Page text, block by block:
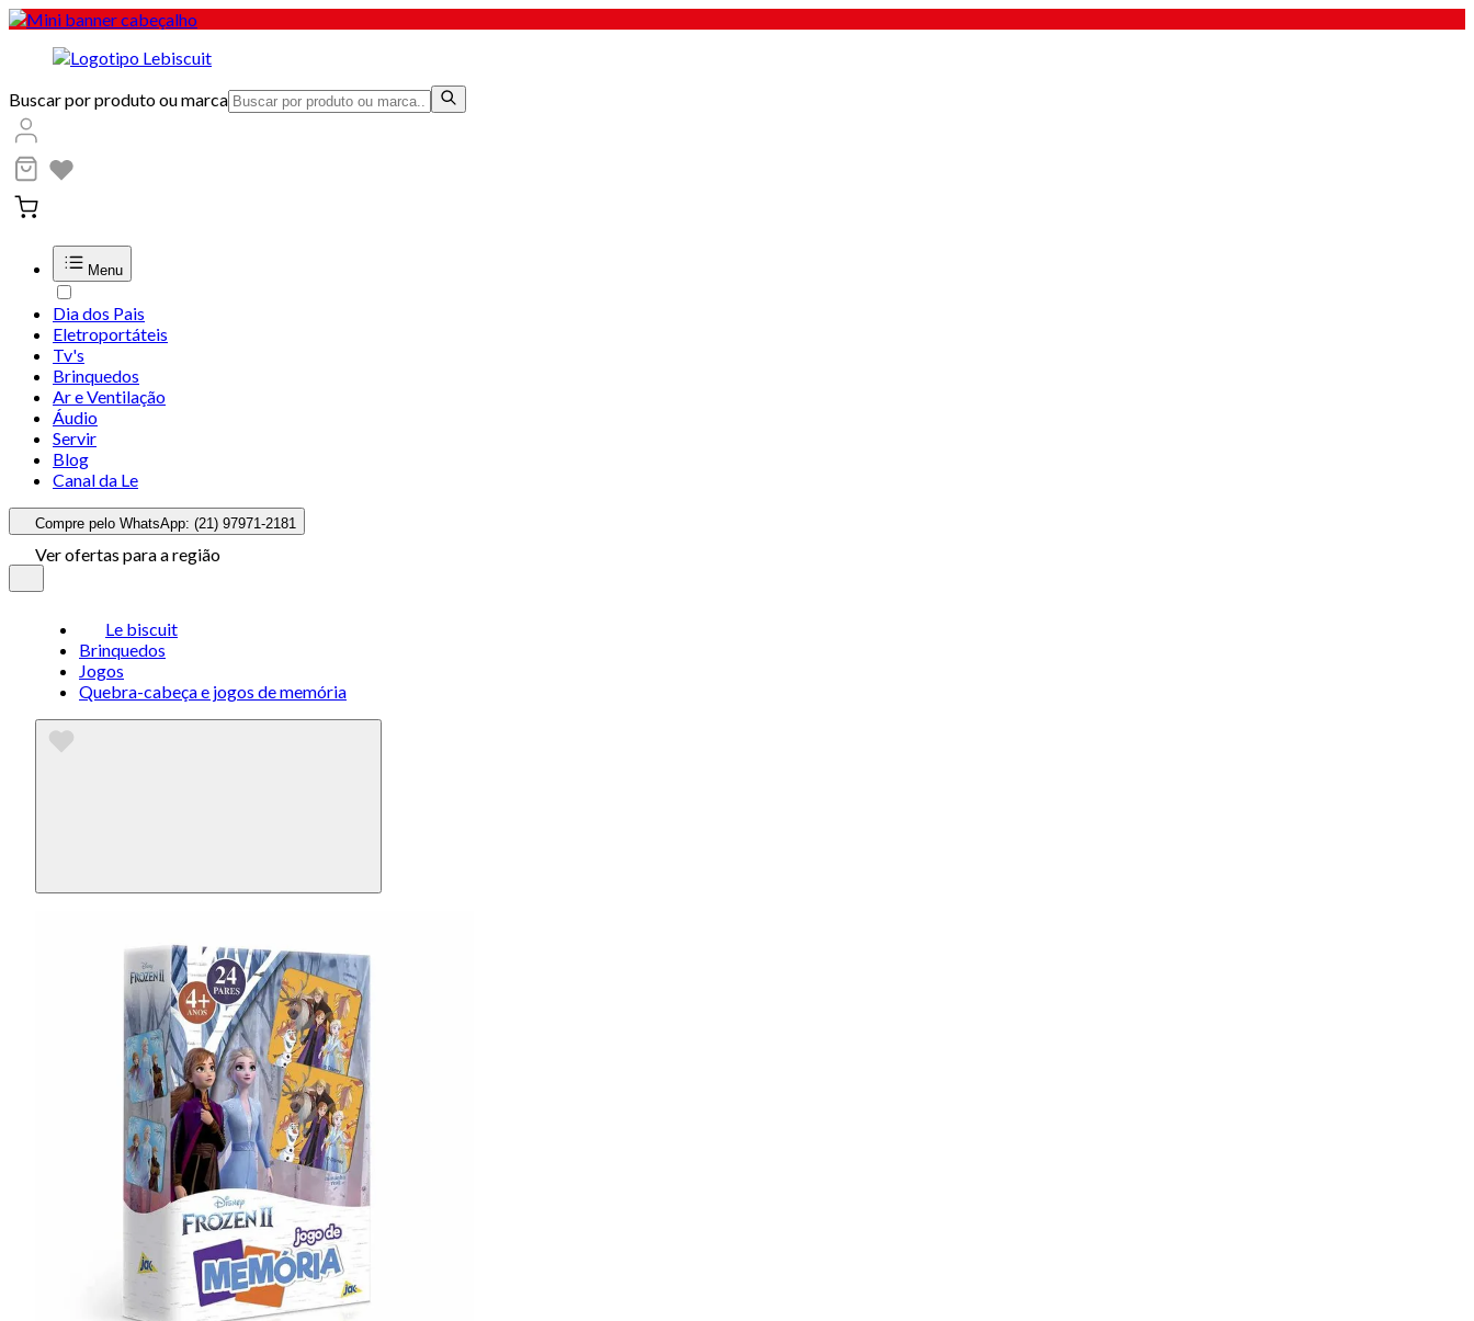
Buscar por produto ou marca
Menu
Dia dos Pais
Eletroportáteis
Tv's
Brinquedos
Ar e Ventilação
Áudio
Servir
Blog
Canal da Le
Compre pelo WhatsApp: (21) 97971-2181
Ver ofertas para a região
Le biscuit
Brinquedos
Jogos
Quebra-cabeça e jogos de memória